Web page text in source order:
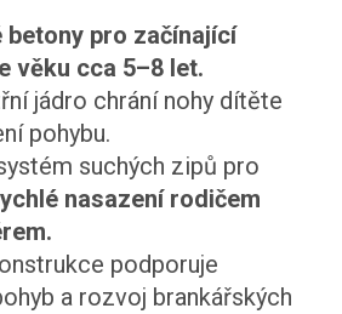
betony pro začínající
věku cca 5–8 let.
jádro chrání nohy dítěte
pohybu.
suchých zipů pro
nasazení rodičem
podporuje
a rozvoj brankářských